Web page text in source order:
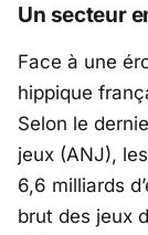
Un secteur
Face à une
hippique
Selon le
jeux (ANJ),
6,6 milliards
brut des jeux